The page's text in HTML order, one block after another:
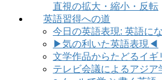
直視の拡大・縮小・反転
英語習得への道
今日の英語表現: 英語に
▶気の利いた英語表現◀
文学作品からたどるイギ
テレビ会議によるアジア